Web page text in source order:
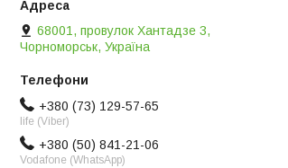
68001, провулок Хантадзе 3,
Чорноморськ, Україна
+380 (73) 129-57-65
life (Viber)
+380 (50) 841-21-06
Vodafone (WhatsApp)